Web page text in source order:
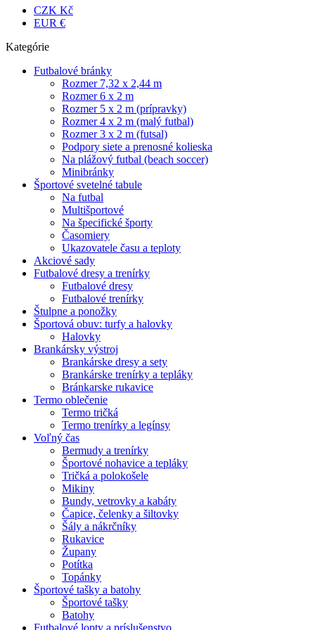
CZK Kč
EUR €
Kategórie
Futbalové bránky
Rozmer 7,32 x 2,44 m
Rozmer 6 x 2 m
Rozmer 5 x 2 m (prípravky)
Rozmer 4 x 2 m (malý futbal)
Rozmer 3 x 2 m (futsal)
Podpory siete a prenosné kolieska
Na plážový futbal (beach soccer)
Minibránky
Športové svetelné tabule
Na futbal
Multišportové
Na špecifické športy
Časomiery
Ukazovatele času a teploty
Akciové sady
Futbalové dresy a trenírky
Futbalové dresy
Futbalové trenírky
Štulpne a ponožky
Športová obuv: turfy a halovky
Halovky
Brankársky výstroj
Brankárske dresy a sety
Brankárske trenírky a tepláky
Bránkarske rukavice
Termo oblečenie
Termo tričká
Termo trenírky a legínsy
Voľný čas
Bermudy a trenírky
Športové nohavice a tepláky
Tričká a polokošele
Mikiny
Bundy, vetrovky a kabáty
Čapice, čelenky a šiltovky
Šály a nákrčníky
Rukavice
Župany
Potítka
Topánky
Športové tašky a batohy
Športové tašky
Batohy
Futbalové lopty a príslušenstvo